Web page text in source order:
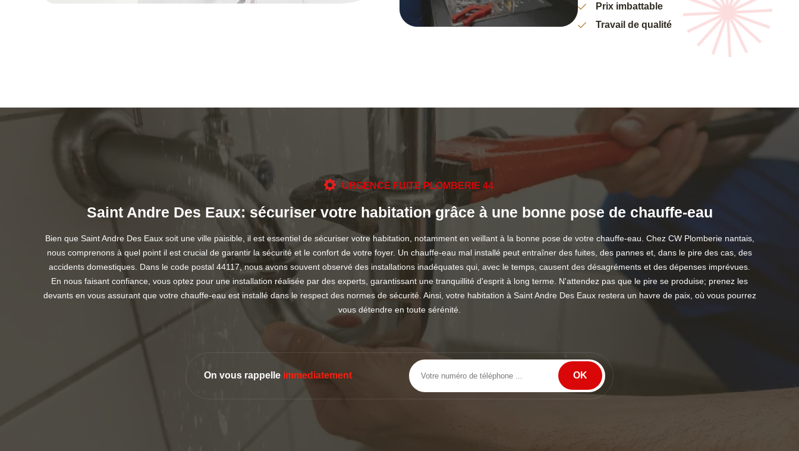
Prix imbattable
Travail de qualité
URGENCE FUITE PLOMBERIE 44
Saint Andre Des Eaux: sécuriser votre habitation grâce à une bonne pose de chauffe-eau
Bien que Saint Andre Des Eaux soit une ville paisible, il est essentiel de sécuriser votre habitation, notamment en veillant à la bonne pose de votre chauffe-eau. Chez CW Plomberie nantais,
nous comprenons à quel point il est crucial de garantir la sécurité et le confort de votre foyer. Un chauffe-eau mal installé peut entraîner des fuites, des pannes et, dans le pire des cas, des
accidents domestiques. Dans le code postal 44117, nous avons souvent observé des installations inadéquates qui, avec le temps, causent des désagréments et des dépenses imprévues.
En nous faisant confiance, vous optez pour une installation réalisée par des experts, garantissant une tranquillité d'esprit à long terme. N'attendez pas que le pire se produise; prenez les
devants en vous assurant que votre chauffe-eau est installé dans le respect des normes de sécurité. Ainsi, votre habitation à Saint Andre Des Eaux restera un havre de paix, où vous pourrez
vous détendre en toute sérénité.
On vous rappelle immediatement